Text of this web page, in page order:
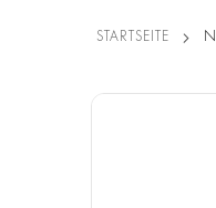
STARTSEITE
Zum